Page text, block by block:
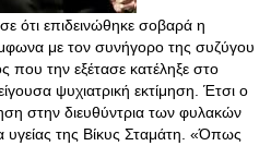
ότι επιδεινώθηκε σοβαρά η
με τον συνήγορο της συζύγου
την εξέτασε κατέληξε στο
ψυχιατρική εκτίμηση. Έτσι ο
στην διευθύντρια των φυλακών
υγείας της Βίκυς Σταμάτη. «Όπως